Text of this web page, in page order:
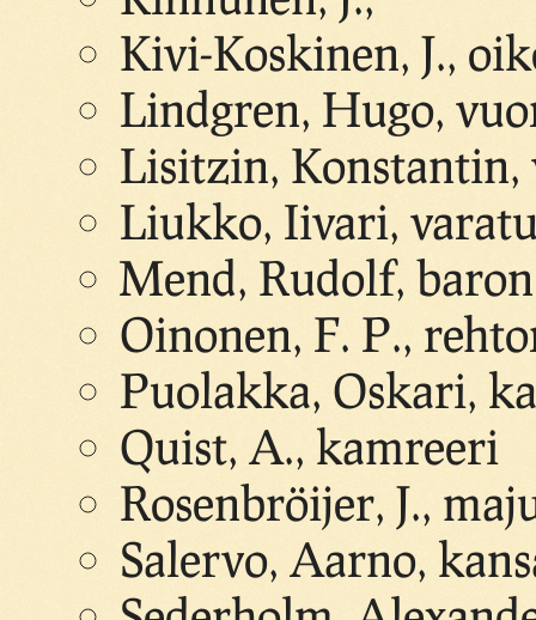
Kivi-Koskinen, J.,
Lindgren, Hugo,
Lisitzin, Konstantin,
Liukko, Iivari,
Mend, Rudolf,
Oinonen, F. P.,
Puolakka, Oskari,
Quist, A., kamreeri
Rosenbröijer, J.,
Salervo, Aarno,